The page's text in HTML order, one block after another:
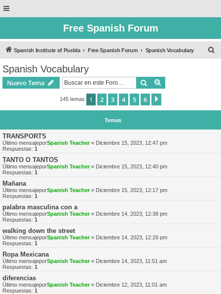
Free Spanish Forum
Spanish Institute of Puebla Free Spanish Forum Spanish Vocabulary
Spanish Vocabulary
Nuevo Tema Buscar
145 temas 1 2 3 4 5 6
Temas
TRANSPORTS
Último mensajeporSpanish Teacher« Diciembre 15, 2023, 12:47 pm
Respuestas: 1
TANTO O TANTOS
Último mensajeporSpanish Teacher« Diciembre 15, 2023, 12:40 pm
Respuestas: 1
Mañana
Último mensajeporSpanish Teacher« Diciembre 15, 2023, 12:17 pm
Respuestas: 1
palabra masculina con a
Último mensajeporSpanish Teacher« Diciembre 14, 2023, 12:38 pm
Respuestas: 1
walking down the street
Último mensajeporSpanish Teacher« Diciembre 14, 2023, 12:29 pm
Respuestas: 1
Ropa Mexicana
Último mensajeporSpanish Teacher« Diciembre 14, 2023, 11:51 am
Respuestas: 1
diferencias
Último mensajeporSpanish Teacher« Diciembre 12, 2023, 11:01 am
Respuestas: 1